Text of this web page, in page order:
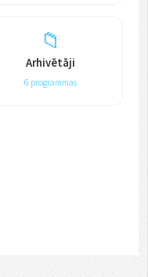
📁
Arhivētāji
6 programmas